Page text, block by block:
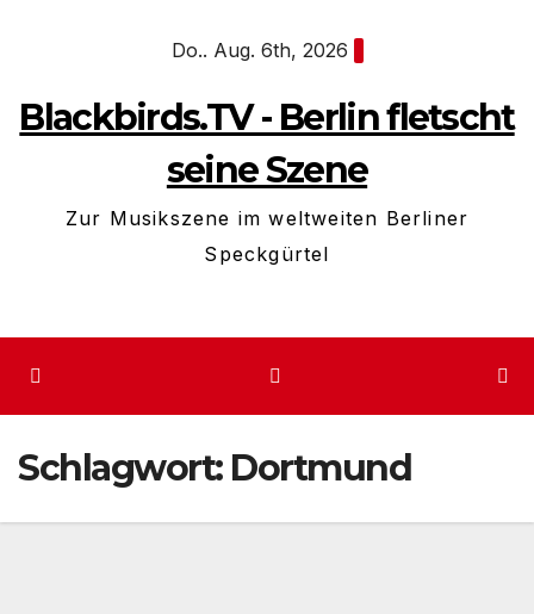
Do.. Aug. 6th, 2026
Blackbirds.TV - Berlin fletscht
seine Szene
Zur Musikszene im weltweiten Berliner
Speckgürtel
Schlagwort: Dortmund